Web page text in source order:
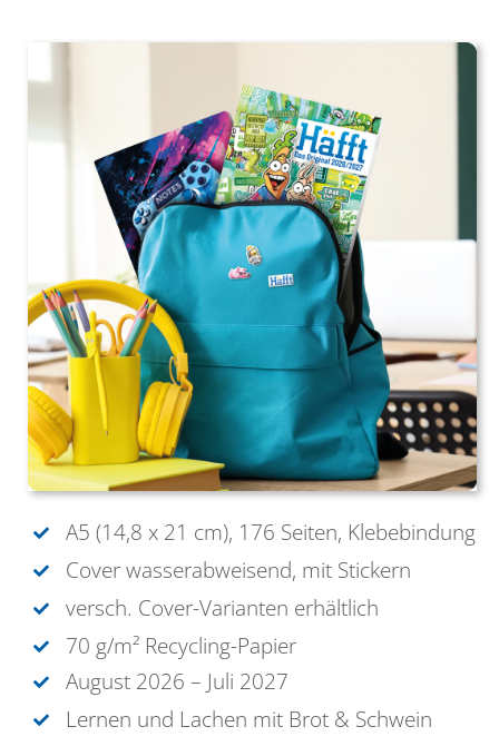
A5 (14,8 x 21 cm), 176 Seiten, Klebebindung
Cover wasserabweisend, mit Stickern
versch. Cover-Varianten erhältlich
70 g/m² Recycling-Papier
August 2026 – Juli 2027
Lernen und Lachen mit Brot & Schwein